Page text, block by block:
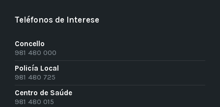
Teléfonos de Interese
Concello
981 480 000
Policía Local
981 480 725
Centro de Saúde
981 480 015